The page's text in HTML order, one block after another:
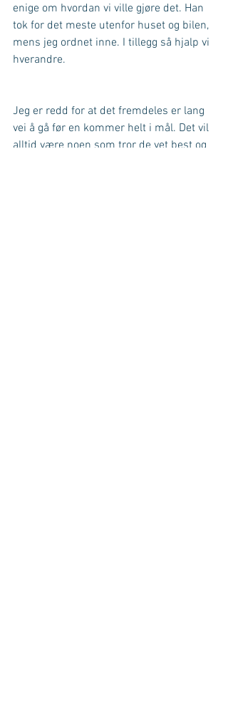
enige om hvordan vi ville gjøre det. Han
tok for det meste utenfor huset og bilen,
mens jeg ordnet inne. I tillegg så hjalp vi
hverandre.
Jeg er redd for at det fremdeles er lang
vei å gå før en kommer helt i mål. Det vil
alltid være noen som tror de vet best og